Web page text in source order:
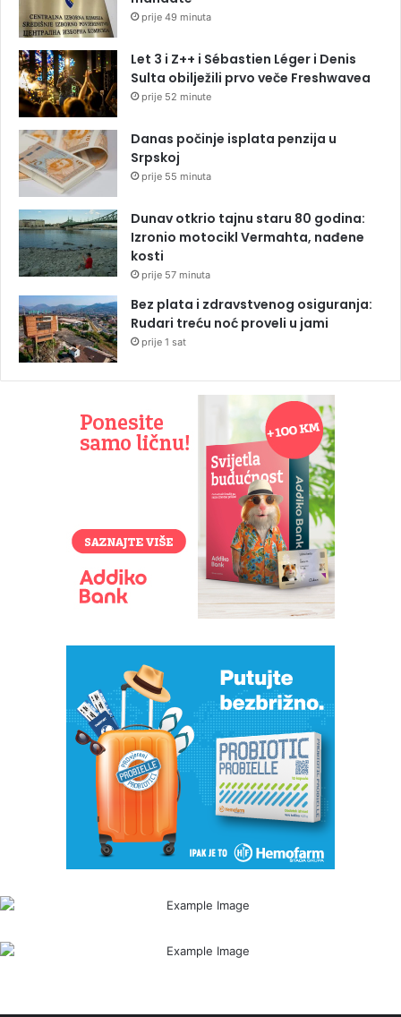
prije 49 minuta
Let 3 i Z++ i Sébastien Léger i Denis
Sulta obilježili prvo veče Freshwavea
prije 52 minute
Danas počinje isplata penzija u
Srpskoj
prije 55 minuta
Dunav otkrio tajnu staru 80 godina:
Izronio motocikl Vermahta, nađene
kosti
prije 57 minuta
Bez plata i zdravstvenog osiguranja:
Rudari treću noć proveli u jami
prije 1 sat